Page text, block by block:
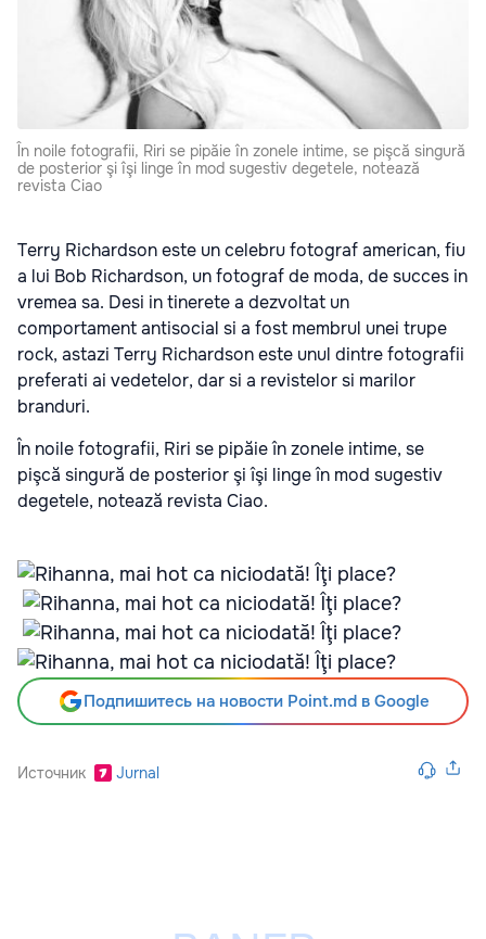
În noile fotografii, Riri se pipăie în zonele intime, se pişcă singură
de posterior şi îşi linge în mod sugestiv degetele, notează
revista Ciao
Terry Richardson este un celebru fotograf american, fiu
a lui Bob Richardson, un fotograf de moda, de succes in
vremea sa. Desi in tinerete a dezvoltat un
comportament antisocial si a fost membrul unei trupe
rock, astazi Terry Richardson este unul dintre fotografii
preferati ai vedetelor, dar si a revistelor si marilor
branduri.
În noile fotografii, Riri se pipăie în zonele intime, se
pişcă singură de posterior şi îşi linge în mod sugestiv
degetele, notează revista Ciao.
Подпишитесь на новости Point.md в Google
Источник Jurnal